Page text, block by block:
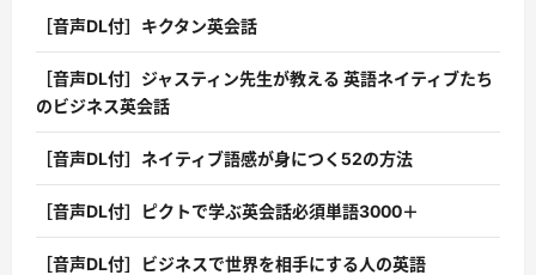
［音声DL付］キクタン英会話
［音声DL付］ジャスティン先生が教える 英語ネイティブたち
のビジネス英会話
［音声DL付］ネイティブ語感が身につく52の方法
［音声DL付］ピクトで学ぶ英会話必須単語3000＋
［音声DL付］ビジネスで世界を相手にする人の英語